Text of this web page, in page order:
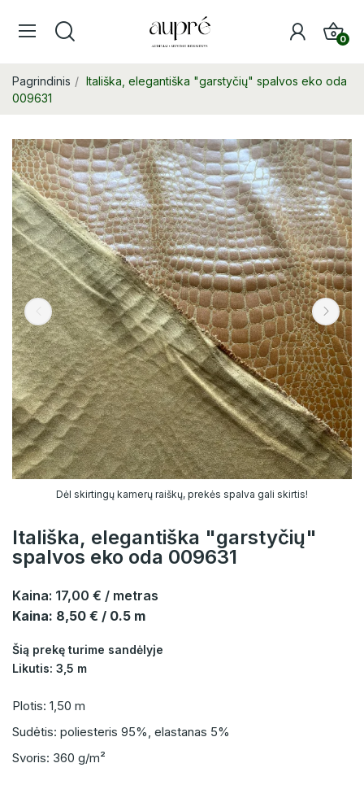
0
Pagrindinis
Itališka, elegantiška "garstyčių" spalvos eko oda
009631
Dėl skirtingų kamerų raiškų, prekės spalva gali skirtis!
Itališka, elegantiška "garstyčių"
spalvos eko oda 009631
Kaina: 17,00 € / metras
Kaina: 8,50 € / 0.5 m
Šią prekę turime sandėlyje
Likutis: 3,5 m
Plotis: 1,50 m
Sudėtis: poliesteris 95%, elastanas 5%
Svoris: 360 g/m²